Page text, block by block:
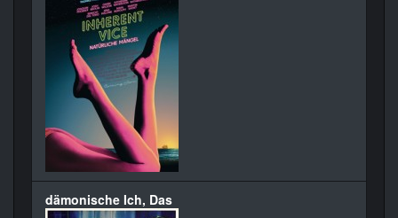
dämonische Ich, Das